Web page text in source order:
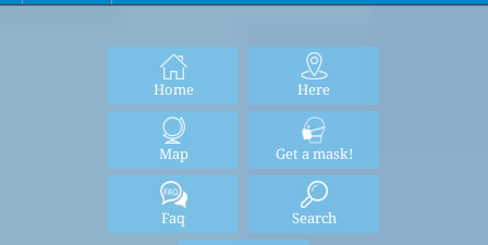
Home Here
Map Get a mask!
Faq Search